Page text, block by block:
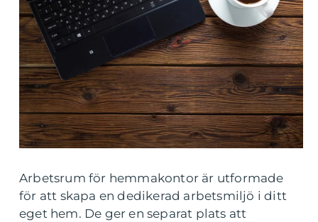
Arbetsrum för hemmakontor är utformade
för att skapa en dedikerad arbetsmiljö i ditt
eget hem. De ger en separat plats att